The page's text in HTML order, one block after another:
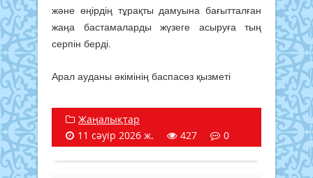
және өңірдің тұрақты дамуына бағытталған
жаңа бастамаларды жүзеге асыруға тың
серпін берді.
Арал ауданы әкімінің баспасөз қызметі
Жаңалықтар
11 сәуір 2026 ж.
427 0